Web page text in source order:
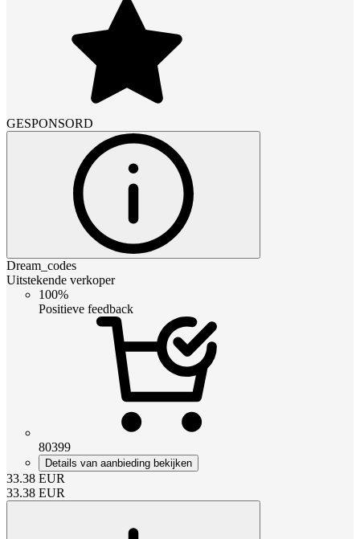
GESPONSORD
Dream_codes
Uitstekende verkoper
100%
Positieve feedback
80399
Details van aanbieding bekijken
33.38 EUR
33.38 EUR